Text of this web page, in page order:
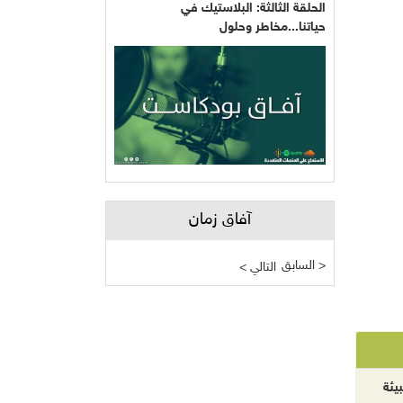
الحلقة الثالثة: البلاستيك في
حياتنا...مخاطر وحلول
آفاق زمان
< التالي السابق >